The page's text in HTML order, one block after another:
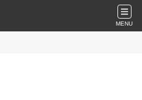
MENU